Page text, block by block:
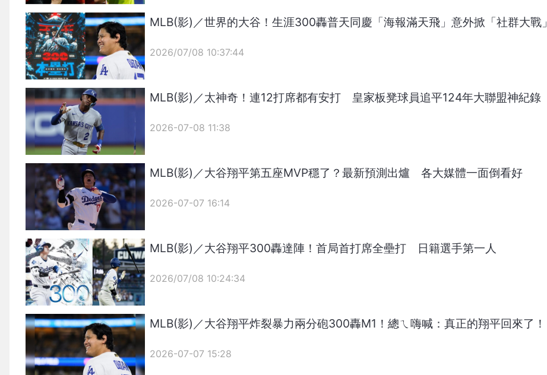
{PLAYICON}
{PLAYICON}
MLB(影)／世界的大谷！生涯300轟普天同慶「海報滿天飛」意外掀「社群大戰」
2026/07/08 10:37:44
MLB(影)／太神奇！連12打席都有安打 皇家板凳球員追平124年大聯盟神紀錄
2026-07-08 11:38
MLB(影)／大谷翔平第五座MVP穩了？最新預測出爐 各大媒體一面倒看好
2026-07-07 16:14
{PLAYICON}
MLB(影)／大谷翔平300轟達陣！首局首打席全壘打 日籍選手第一人
2026/07/08 10:24:34
MLB(影)／大谷翔平炸裂暴力兩分砲300轟M1！總ㄟ嗨喊：真正的翔平回來了！
2026-07-07 15:28